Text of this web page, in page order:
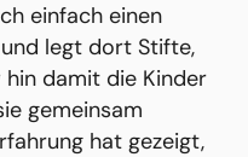
einfach einen
legt dort Stifte,
hin damit die Kinder
gemeinsam
hat gezeigt,